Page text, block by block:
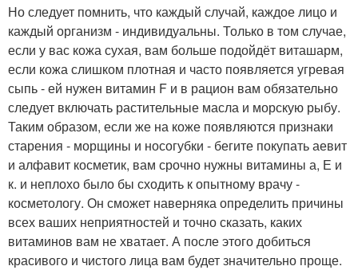
Но следует помнить, что каждый случай, каждое лицо и
каждый организм - индивидуальны. Только в том случае,
если у вас кожа сухая, вам больше подойдёт виташарм,
если кожа слишком плотная и часто появляется угревая
сыпь - ей нужен витамин F и в рацион вам обязательно
следует включать растительные масла и морскую рыбу.
Таким образом, если же на коже появляются признаки
старения - морщины и носогубки - бегите покупать аевит
и алфавит косметик, вам срочно нужны витамины а, Е и
к. и неплохо было бы сходить к опытному врачу -
косметологу. Он сможет наверняка определить причины
всех ваших неприятностей и точно сказать, каких
витаминов вам не хватает. А после этого добиться
красивого и чистого лица вам будет значительно проще.